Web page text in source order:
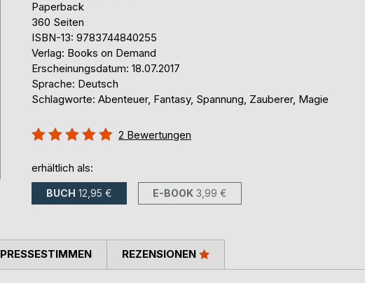
Paperback
360 Seiten
ISBN-13: 9783744840255
Verlag: Books on Demand
Erscheinungsdatum: 18.07.2017
Sprache: Deutsch
Schlagworte: Abenteuer, Fantasy, Spannung, Zauberer, Magie
Bewertung::
2 Bewertungen
erhältlich als:
BUCH 12,95 € E-BOOK 3,99 €
PRESSESTIMMEN REZENSIONEN